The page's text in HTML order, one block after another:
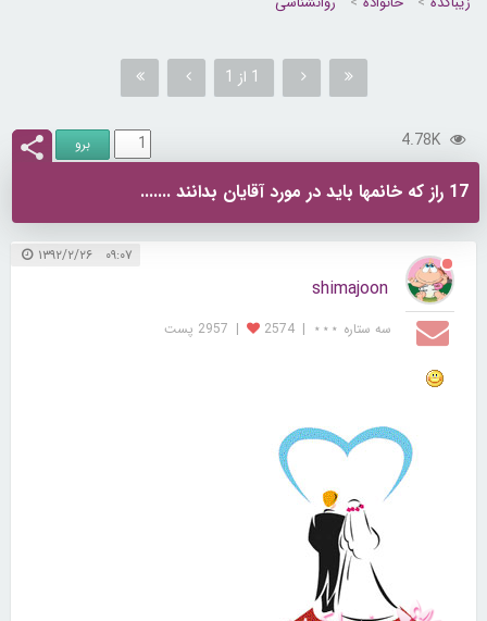
1 از 1
4.78K
17 راز كه خانمها بايد در مورد آقايان بدانند .......
۰۹:۰۷ ۱۳۹۲/۲/۲۶
shimajoon
سه ستاره ⋆⋆⋆ |
2574
| 2957 پست